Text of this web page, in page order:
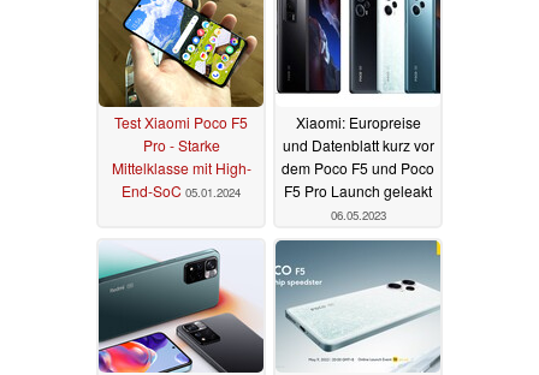
Test Xiaomi Poco F5
Pro - Starke
Mittelklasse mit High-
End-SoC 05.01.2024
Xiaomi: Europreise
und Datenblatt kurz vor
dem Poco F5 und Poco
F5 Pro Launch geleakt
06.05.2023